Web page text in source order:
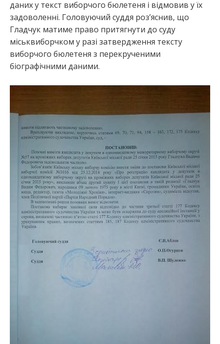
даних у текст виборчого бюлетеня і відмовив у їх
задоволенні. Головуючий суддя роз’яснив, що
Гладчук матиме право притягнути до суду
міськвиборчком у разі затвердження тексту
виборчого бюлетеня з перекрученими
біографічними даними.